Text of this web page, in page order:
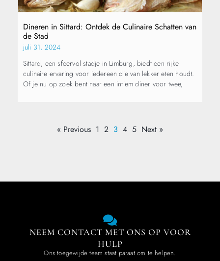
Dineren in Sittard: Ontdek de Culinaire Schatten van
de Stad
juli 31, 2024
Sittard, een sfeervol stadje in Limburg, biedt een rijke
culinaire ervaring voor iedereen die van lekker eten houdt.
Of je nu op zoek bent naar een intiem diner voor twee,
« Previous 1 2 3 4 5 Next »
NEEM CONTACT MET ONS OP VOOR
HULP
Ons toegewijde team staat paraat om te helpen.